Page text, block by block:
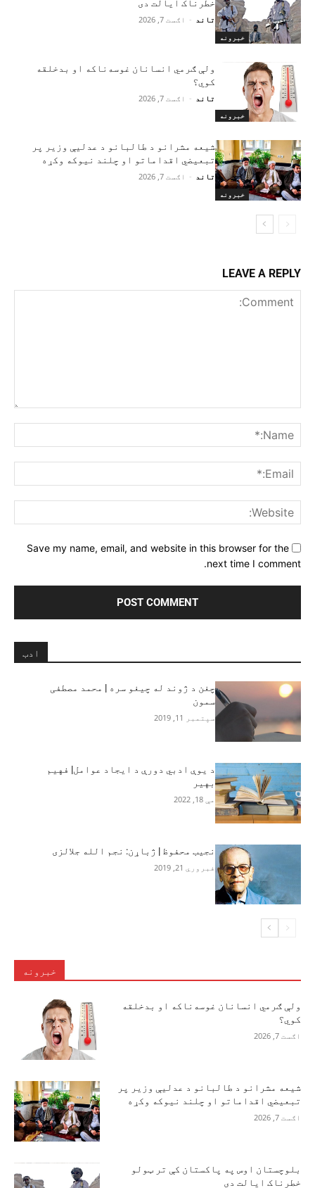
خبرونه
خطرناک ایالت دی
تاند - اګست 7, 2026
خبرونه
ولې ګرمي انسانان غوسه‌ناکه او بدخلقه
کوي؟
تاند - اګست 7, 2026
خبرونه
شیعه مشرانو د طالبانو د عدلیې وزیر پر
تبعیضي اقداماتو او چلند نیوکه وکړه
تاند - اګست 7, 2026
LEAVE A REPLY
Save my name, email, and website in this browser for the
next time I comment.
ادب
چغن د ژوند له چیغو سره | محمد مصطفی
سمون
سپتمبر 11, 2019
د یوې ادبي دورې د ایجاد عوامل| فهیم
بهیر
مې 18, 2022
نجيب محفوظ | ژباړن: نجم الله جلالزی
فبروري 21, 2019
خبرونه
ولې ګرمي انسانان غوسه‌ناکه او بدخلقه
کوي؟
اګست 7, 2026
شیعه مشرانو د طالبانو د عدلیې وزیر پر
تبعیضي اقداماتو او چلند نیوکه وکړه
اګست 7, 2026
بلوچستان اوس په پاکستان کې تر ټولو
خطرناک ایالت دی